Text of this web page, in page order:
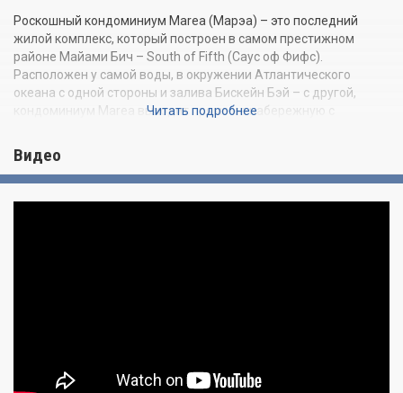
Роскошный кондоминиум Marea (Марэа) – это последний
жилой комплекс, который построен в самом престижном
районе Майами Бич – South of Fifth (Саус оф Фифс).
Расположен у самой воды, в окружении Атлантического
океана с одной стороны и залива Бискейн Бэй – с другой,
кондоминиум Marea выходит прямо на набережную с
современной архитектуры и изысканного дизайна в
атмосфере исключительного спокойствия и комфорта. Проект,
был задуман гениальным Хорхе Перезом, основателем
девелоперской группы Related и воплощен в жизнь
оформил стены фойе, превратив стандартное помещение в
эксклюзивную инсталляцию современного искусства.
Читать подробнее
Видео